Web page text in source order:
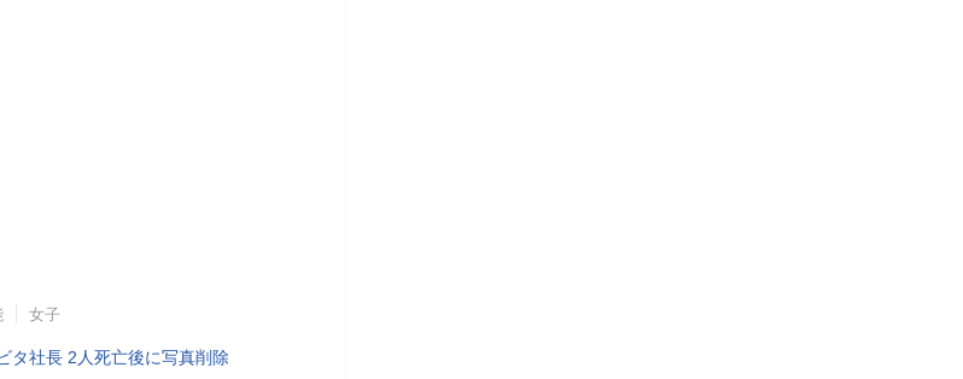
女子
タ社長 2人死亡後に写真削除